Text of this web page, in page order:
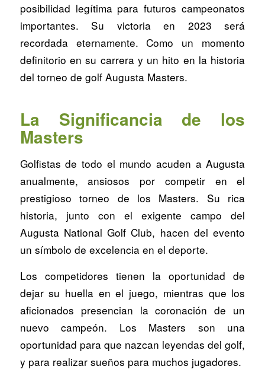
posibilidad legítima para futuros campeonatos
importantes. Su victoria en 2023 será
recordada eternamente. Como un momento
definitorio en su carrera y un hito en la historia
del torneo de golf Augusta Masters.
La Significancia de los
Masters
Golfistas de todo el mundo acuden a Augusta
anualmente, ansiosos por competir en el
prestigioso torneo de los Masters. Su rica
historia, junto con el exigente campo del
Augusta National Golf Club, hacen del evento
un símbolo de excelencia en el deporte.
Los competidores tienen la oportunidad de
dejar su huella en el juego, mientras que los
aficionados presencian la coronación de un
nuevo campeón. Los Masters son una
oportunidad para que nazcan leyendas del golf,
y para realizar sueños para muchos jugadores.